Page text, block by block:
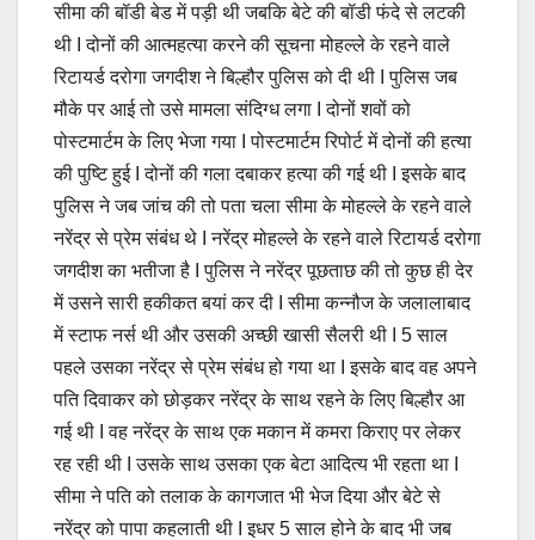
सीमा की बॉडी बेड में पड़ी थी जबकि बेटे की बॉडी फंदे से लटकी
थी I दोनों की आत्महत्या करने की सूचना मोहल्ले के रहने वाले
रिटायर्ड दरोगा जगदीश ने बिल्हौर पुलिस को दी थी I पुलिस जब
मौके पर आई तो उसे मामला संदिग्ध लगा I दोनों शवों को
पोस्टमार्टम के लिए भेजा गया I पोस्टमार्टम रिपोर्ट में दोनों की हत्या
की पुष्टि हुई I दोनों की गला दबाकर हत्या की गई थी I इसके बाद
पुलिस ने जब जांच की तो पता चला सीमा के मोहल्ले के रहने वाले
नरेंद्र से प्रेम संबंध थे I नरेंद्र मोहल्ले के रहने वाले रिटायर्ड दरोगा
जगदीश का भतीजा है I पुलिस ने नरेंद्र पूछताछ की तो कुछ ही देर
में उसने सारी हकीकत बयां कर दी I सीमा कन्नौज के जलालाबाद
में स्टाफ नर्स थी और उसकी अच्छी खासी सैलरी थी I 5 साल
पहले उसका नरेंद्र से प्रेम संबंध हो गया था I इसके बाद वह अपने
पति दिवाकर को छोड़कर नरेंद्र के साथ रहने के लिए बिल्हौर आ
गई थी I वह नरेंद्र के साथ एक मकान में कमरा किराए पर लेकर
रह रही थी I उसके साथ उसका एक बेटा आदित्य भी रहता था I
सीमा ने पति को तलाक के कागजात भी भेज दिया और बेटे से
नरेंद्र को पापा कहलाती थी I इधर 5 साल होने के बाद भी जब